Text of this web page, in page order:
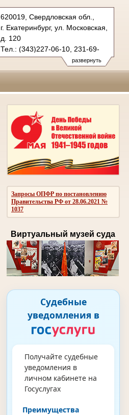
развернуть
620019, Свердловская обл.,
г. Екатеринбург, ул. Московская,
д. 120
Тел.: (343)227-06-10, 231-69-
89 (ф)
mail@ekboblsud.ru
Запросы ОПФР по постановлению
Правительства РФ от 28.06.2021 №
1037
Виртуальный музей суда
Судебные
уведомления в
Получайте судебные
уведомления в
личном кабинете на
Госуслугах
Преимущества